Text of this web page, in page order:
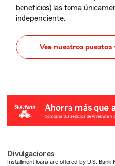
beneficios) las toma
independiente.
Vea nuestros puestos
Divulgaciones
Installment loans are offered by U.S.